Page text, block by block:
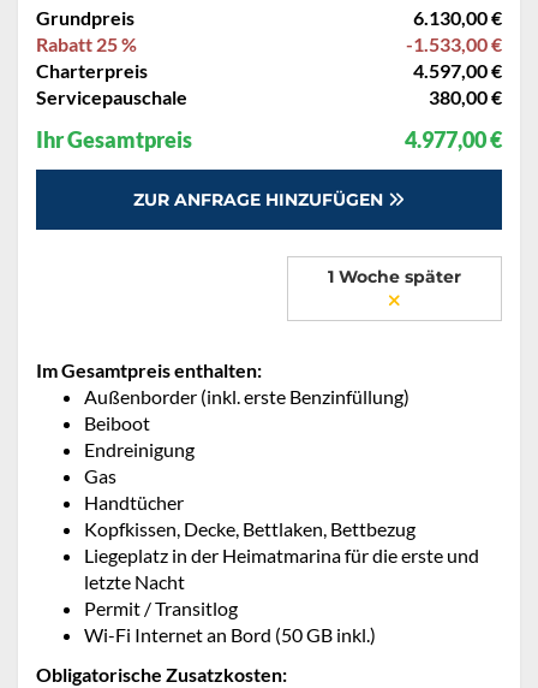
Grundpreis
6.130,00 €
Rabatt 25 %
-1.533,00 €
Charterpreis
4.597,00 €
Servicepauschale
380,00 €
Ihr Gesamtpreis 4.977,00 €
ZUR ANFRAGE HINZUFÜGEN
1 Woche später
Im Gesamtpreis enthalten:
Außenborder (inkl. erste Benzinfüllung)
Beiboot
Endreinigung
Gas
Handtücher
Kopfkissen, Decke, Bettlaken, Bettbezug
Liegeplatz in der Heimatmarina für die erste und
letzte Nacht
Permit / Transitlog
Wi-Fi Internet an Bord (50 GB inkl.)
Obligatorische Zusatzkosten: